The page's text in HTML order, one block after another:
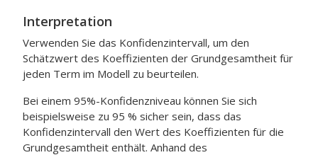
Interpretation
Verwenden Sie das Konfidenzintervall, um den
Schätzwert des Koeffizienten der Grundgesamtheit für
jeden Term im Modell zu beurteilen.
Bei einem 95%-Konfidenzniveau können Sie sich
beispielsweise zu 95 % sicher sein, dass das
Konfidenzintervall den Wert des Koeffizienten für die
Grundgesamtheit enthält. Anhand des